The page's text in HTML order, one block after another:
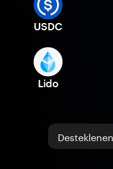
USDC
Lido